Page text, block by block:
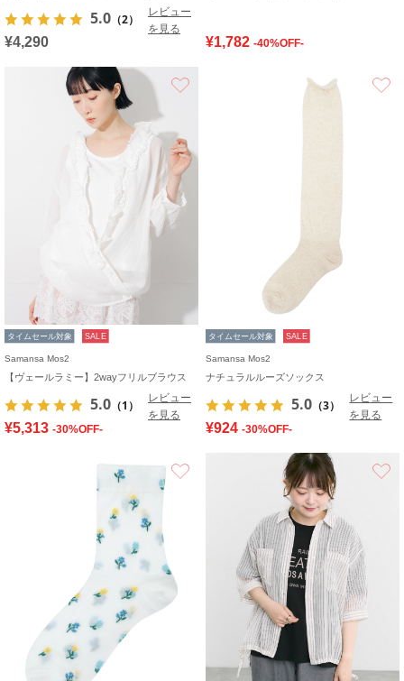
5.0 （2）
レビュー
を見る
¥4,290
¥1,782 -40%OFF-
タイムセール対象 SALE
Samansa Mos2
【ヴェールラミー】2wayフリルブラウス
5.0 （1）
レビュー
を見る
¥5,313 -30%OFF-
タイムセール対象 SALE
Samansa Mos2
ナチュラルルーズソックス
5.0 （3）
レビュー
を見る
¥924 -30%OFF-